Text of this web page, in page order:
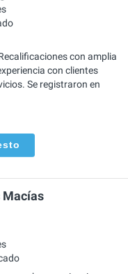
con amplia
con clientes
Se registraron en
Macías